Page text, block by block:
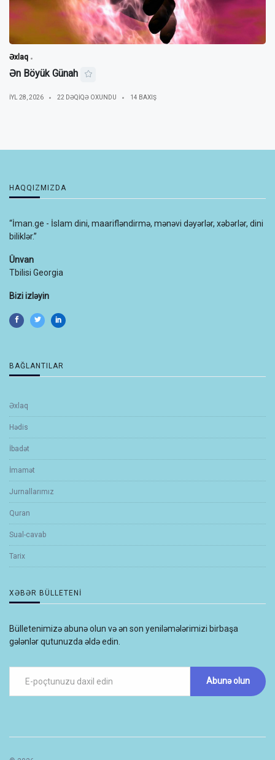
Əxlaq
Ən Böyük Günah
IYL 28, 2026 22 DƏQIQƏ OXUNDU 14 BAXIŞ
HAQQIZMIZDA
“İman.ge - İslam dini, maarifləndirmə, mənəvi dəyərlər, xəbərlər, dini
biliklər.”
Ünvan
Tbilisi Georgia
Bizi izləyin
BAĞLANTILAR
Əxlaq
Hədis
İbadət
İmamət
Jurnallarımız
Quran
Sual-cavab
Tarix
XƏBƏR BÜLLETENI
Bülletenimizə abunə olun və ən son yeniləmələrimizi birbaşa
gələnlər qutunuzda əldə edin.
Abunə olun